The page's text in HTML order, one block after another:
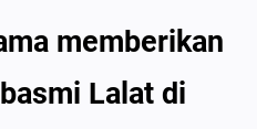
memberikan
Lalat di